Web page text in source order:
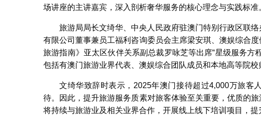
场讲座的主讲嘉宾，深入剖析奢华服务的核心理念与实践标准
旅游局局长文绮华、中央人民政府驻澳门特别行政区联
有限公司董事兼员工福利咨询委员会主席梁安琪、澳娱综合
旅游指南》亚太区伙伴关系副总裁罗咏芝等出席“星级服务方
包括有澳门旅游业界代表、澳娱综合团队成员和本地高等院校
文绮华致辞时表示，2025年澳门接待超过4,000万旅客
待。因此，提升旅游服务质素对旅客体验至关重要，优质的
将持续与旅游业及相关业界合作，开展线上线下培训项目，提